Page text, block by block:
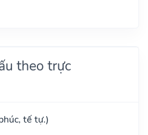
theo trực
tế tự.)